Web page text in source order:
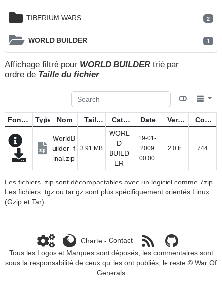
TIBERIUM WARS 2
WORLD BUILDER 1
Affichage filtré pour WORLD BUILDER trié par
ordre de Taille du fichier
Fonctions Type Nom Taille Catégorie Date Version Compteur
zip
WorldB
uilder_f
inal.zip
3.91 MB
WORL
D
BUILD
ER
19-01-
2009
00:00
2.0 fr 744
Les fichiers .zip sont décompactables avec un logiciel comme 7zip.
Les fichiers .tgz ou tar.gz sont plus spécifiquement orientés Linux
(Gzip et Tar).
Charte- Contact
Tous les Logos et Marques sont déposés, les commentaires sont
sous la responsabilité de ceux qui les ont publiés, le reste © War Of
Generals